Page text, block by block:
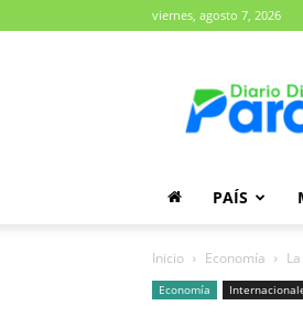
viernes, agosto 7, 2026
PAÍS
Inicio Economía
Economía